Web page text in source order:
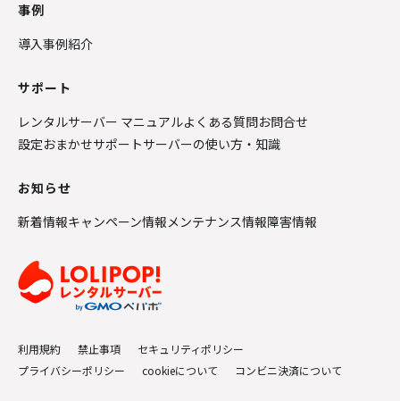
事例
導入事例紹介
サポート
レンタルサーバー マニュアルよくある質問お問合せ
設定おまかせサポートサーバーの使い方・知識
お知らせ
新着情報キャンペーン情報メンテナンス情報障害情報
利用規約 禁止事項
セキュリティポリシー
プライバシーポリシー
cookieについて コンビニ決済について